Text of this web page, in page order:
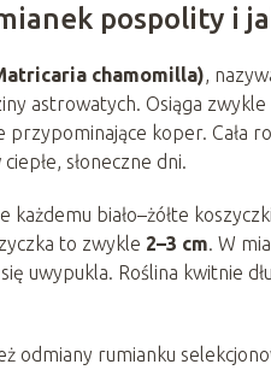
pospolity i
chamomilla),
astrowatych. Osiąga
przypominające koper. Cała
słoneczne dni.
każdemu biało–żółte
to zwykle 2–3 cm. W
uwypukla. Roślina kwitnie
odmiany rumianku